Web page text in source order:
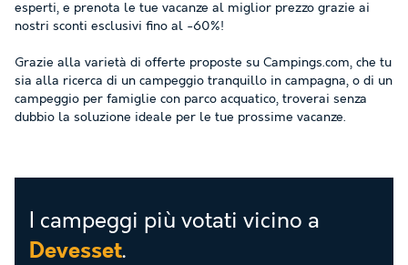
esperti, e prenota le tue vacanze al miglior prezzo grazie ai
nostri sconti esclusivi fino al -60%!
Grazie alla varietà di offerte proposte su Campings.com, che tu
sia alla ricerca di un campeggio tranquillo in campagna, o di un
campeggio per famiglie con parco acquatico, troverai senza
dubbio la soluzione ideale per le tue prossime vacanze.
I campeggi più votati vicino a
Devesset.